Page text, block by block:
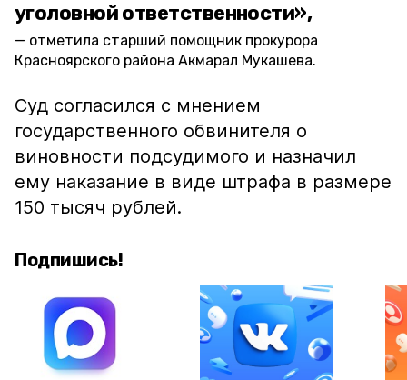
уголовной ответственности»,
отметила старший помощник прокурора
Красноярского района Акмарал Мукашева.
Суд согласился с мнением
государственного обвинителя о
виновности подсудимого и назначил
ему наказание в виде штрафа в размере
150 тысяч рублей.
Подпишись!